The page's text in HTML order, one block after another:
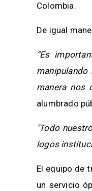
Colombia.
De igual
“Es
manera nos
alumbrado
"Todo
logos
El equipo de
un servicio